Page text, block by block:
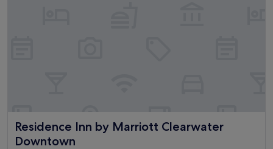
Residence Inn by Marriott Clearwater
Downtown
Residence Inn by Marriott Clearwater Downtown